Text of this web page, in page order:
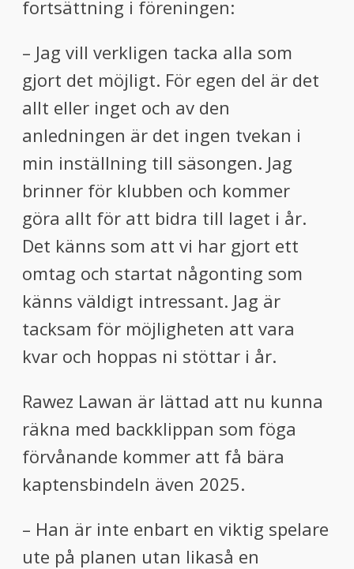
fortsättning i föreningen:
– Jag vill verkligen tacka alla som
gjort det möjligt. För egen del är det
allt eller inget och av den
anledningen är det ingen tvekan i
min inställning till säsongen. Jag
brinner för klubben och kommer
göra allt för att bidra till laget i år.
Det känns som att vi har gjort ett
omtag och startat någonting som
känns väldigt intressant. Jag är
tacksam för möjligheten att vara
kvar och hoppas ni stöttar i år.
Rawez Lawan är lättad att nu kunna
räkna med backklippan som föga
förvånande kommer att få bära
kaptensbindeln även 2025.
– Han är inte enbart en viktig spelare
ute på planen utan likaså en